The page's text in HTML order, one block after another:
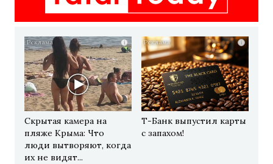
i
Скрытая камера на
пляже Крыма: Что
люди вытворяют, когда
их не видят...
i
Т-Банк выпустил карты
с запахом!